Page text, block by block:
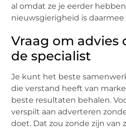
al omdat ze je eerder
nieuwsgierigheid is
Vraag om advies
de specialist
Je kunt het beste
die verstand heeft van
beste resultaten behalen.
verspilt aan adverteren
doet. Dat zou zonde zijn van